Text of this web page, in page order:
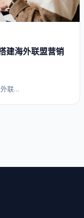
建海外联盟营销
联…